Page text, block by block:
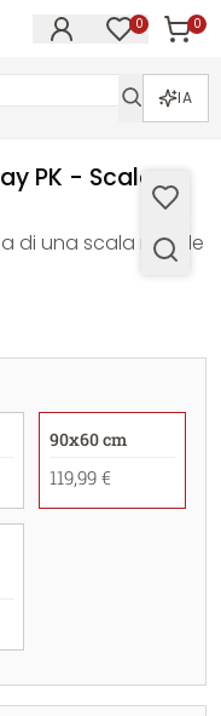
0 0
IA
PK - Scala
di una scala mobile
90x60 cm
119,99 €